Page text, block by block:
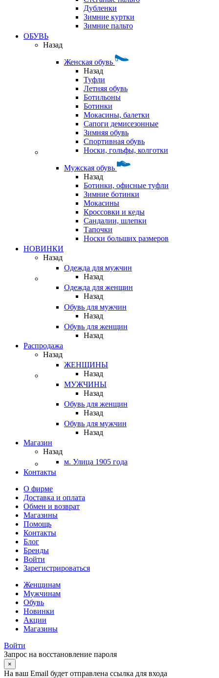
Дубленки
Зимние куртки
Зимние пальто
ОБУВЬ
Назад
Женская обувь
Назад
Туфли
Летняя обувь
Ботильоны
Ботинки
Мокасины, балетки
Сапоги демисезонные
Зимняя обувь
Спортивная обувь
Носки, гольфы, колготки
Мужская обувь
Назад
Ботинки, офисные туфли
Зимние ботинки
Мокасины
Кроссовки и кеды
Сандалии, шлепки
Тапочки
Носки больших размеров
НОВИНКИ
Назад
Одежда для мужчин
Назад
Одежда для женщин
Назад
Обувь для мужчин
Назад
Обувь для женщин
Назад
Распродажа
Назад
ЖЕНЩИНЫ
Назад
МУЖЧИНЫ
Назад
Обувь для женщин
Назад
Обувь для мужчин
Назад
Магазин
Назад
м. Улица 1905 года
Контакты
О фирме
Доставка и оплата
Обмен и возврат
Магазины
Помощь
Контакты
Блог
Бренды
Войти
Зарегистрироваться
Женщинам
Мужчинам
Обувь
Новинки
Акции
Магазины
Войти
Запрос на восстановление пароля
×
На ваш Email будет отправлена ссылка для входа